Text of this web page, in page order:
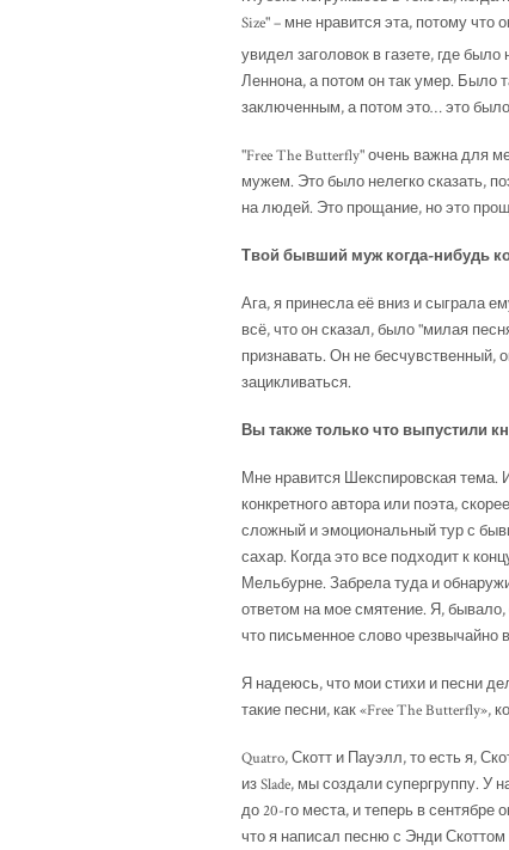
Size" – мне нравится эта, потому что
увидел заголовок в газете, где было
Леннона, а потом он так умер. Было
заключенным, а потом это… это
"Free The Butterfly" очень важна для
мужем. Это было нелегко сказать,
на людей. Это прощание, но это
Твой бывший муж когда-нибудь
Ага, я принесла её вниз и сыграла
всё, что он сказал, было "милая
признавать. Он не бесчувственный,
зацикливаться.
Вы также только что выпустили
Мне нравится Шекспировская тема.
конкретного автора или поэта,
сложный и эмоциональный тур с
сахар. Когда это все подходит к
Мельбурне. Забрела туда и
ответом на мое смятение. Я,
что письменное слово
Я надеюсь, что мои стихи и песни
такие песни, как «Free The
Quatro, Скотт и Пауэлл, то есть я,
из Slade, мы создали супергруппу.
до 20-го места, и теперь в сентябре
что я написал песню с Энди